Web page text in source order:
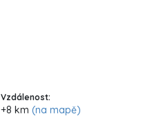
Vzdálenost:
+8 km (na mapě)